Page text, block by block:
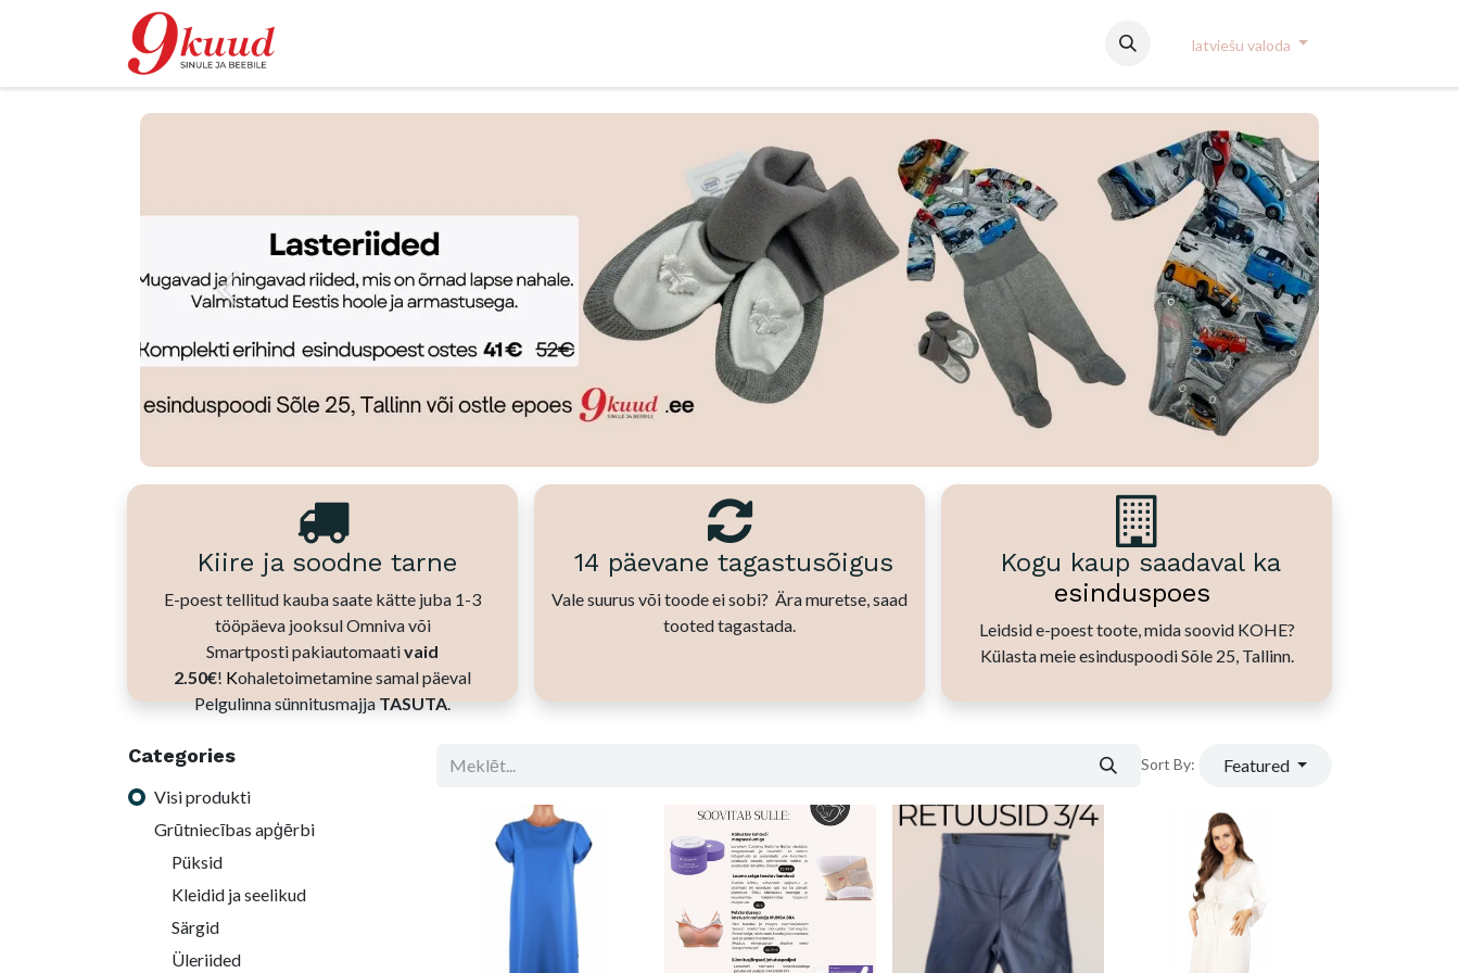
latviešu valoda
Eelmine Järgmine
Kiire ja soodne tarne
E-poest tellitud kauba saate kätte juba 1-3
tööpäeva jooksul Omniva või
Smartposti pakiautomaativaid
2.50€! Kohaletoimetamine samal päeval
Pelgulinna sünnitusmajjaTASUTA.
14 päevane tagastusõigus
Vale suurus või toode ei sobi? Ära muretse, saad
tooted tagastada.
Kogu kaup saadaval ka
esinduspoes
Leidsid e-poest toote, mida soovid KOHE?
Külasta meie esinduspoodi Sõle 25, Tallinn.
Categories
Visi produkti
Grūtniecības apģērbi
Püksid
Kleidid ja seelikud
Särgid
Üleriided
Sort By: Featured